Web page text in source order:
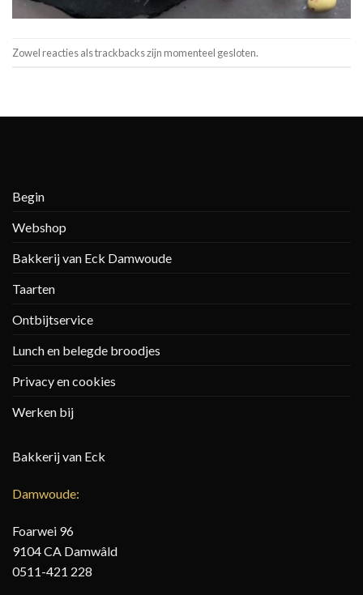
Zowel reacties als trackbacks zijn momenteel gesloten.
Begin
Webshop
Bakkerij van Eck Damwoude
Taarten
Ontbijtservice
Lunch en belegde broodjes
Privacy en cookies
Werken bij
Bakkerij van Eck
Damwoude:
Foarwei 96
9104 CA Damwâld
0511-421 228